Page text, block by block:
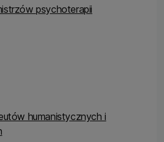
psychoterapii
humanistycznych i